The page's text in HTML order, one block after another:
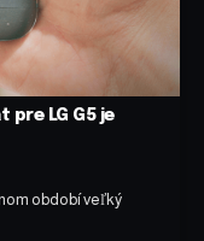
pre LG G5 je
období veľký